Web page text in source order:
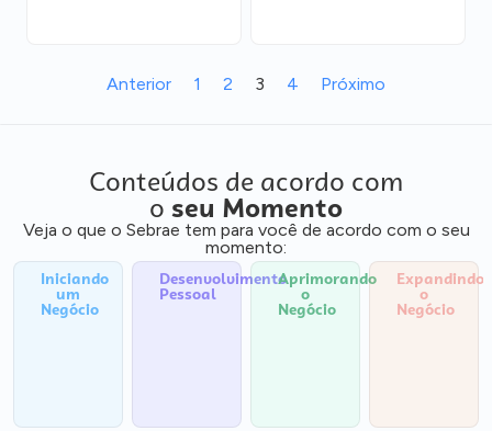
Anterior 1 2 3 4 Próximo
Conteúdos de acordo com
o seu Momento
Veja o que o Sebrae tem para você de acordo com o seu
momento:
Iniciando
um
Negócio
Desenvolvimento
Pessoal
Aprimorando
o
Negócio
Expandindo
o
Negócio